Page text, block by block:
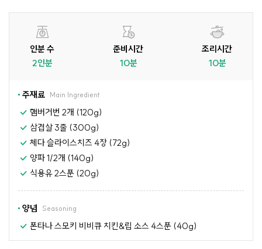
인분 수
2인분
준비시간
10분
조리시간
10분
주재료 Main Ingredient
햄버거번 2개 (120g)
삼겹살 3줄 (300g)
체다 슬라이스치즈 4장 (72g)
양파 1/2개 (140g)
식용유 2스푼 (20g)
양념 Seasoning
폰타나 스모키 비비큐 치킨&립 소스 4스푼 (40g)